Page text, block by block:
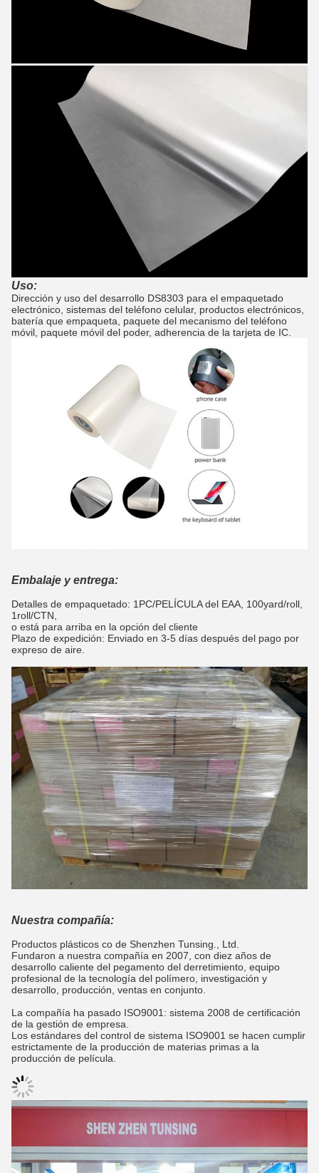
Uso:
Dirección y uso del desarrollo DS8303 para el empaquetado
electrónico, sistemas del teléfono celular, productos electrónicos,
batería que empaqueta, paquete del mecanismo del teléfono
móvil, paquete móvil del poder, adherencia de la tarjeta de IC.
Embalaje y entrega:
Detalles de empaquetado: 1PC/PELÍCULA del EAA, 100yard/roll,
1roll/CTN,
o está para arriba en la opción del cliente
Plazo de expedición: Enviado en 3-5 días después del pago por
expreso de aire.
Nuestra compañía:
Productos plásticos co de Shenzhen Tunsing., Ltd.
Fundaron a nuestra compañía en 2007, con diez años de
desarrollo caliente del pegamento del derretimiento, equipo
profesional de la tecnología del polímero, investigación y
desarrollo, producción, ventas en conjunto.
La compañía ha pasado ISO9001: sistema 2008 de certificación
de la gestión de empresa.
Los estándares del control de sistema ISO9001 se hacen cumplir
estrictamente de la producción de materias primas a la
producción de película.